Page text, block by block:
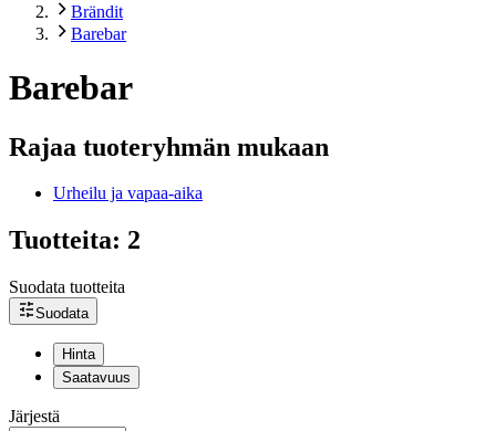
Brändit
Barebar
Barebar
Rajaa tuoteryhmän mukaan
Urheilu ja vapaa-aika
Tuotteita: 2
Suodata tuotteita
Suodata
Hinta
Saatavuus
Järjestä